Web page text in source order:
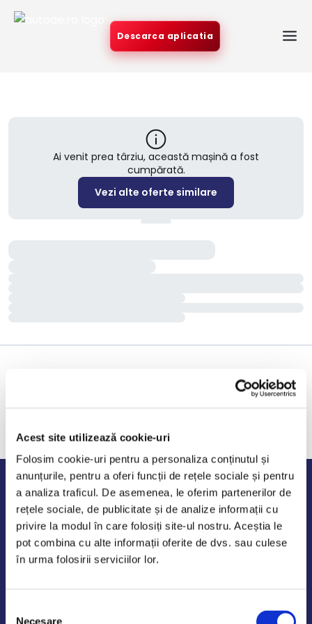
Acest site utilizează cookie-uri
Folosim cookie-uri pentru a personaliza conținutul și
anunțurile, pentru a oferi funcții de rețele sociale și pentru
a analiza traficul. De asemenea, le oferim partenerilor de
rețele sociale, de publicitate și de analize informații cu
privire la modul în care folosiți site-ul nostru. Aceștia le
pot combina cu alte informații oferite de dvs. sau culese
în urma folosirii serviciilor lor.
Necesare
Descarca aplicatia
Ai venit prea târziu, această mașină a fost
cumpărată.
Vezi alte oferte similare
Program de lucru
Luni - Vineri: 09:00-18:00
Sambata - Duminica: 10:00-14:00